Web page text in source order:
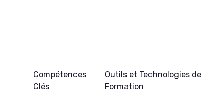
Compétences
Clés
Outils et Technologies de
Formation